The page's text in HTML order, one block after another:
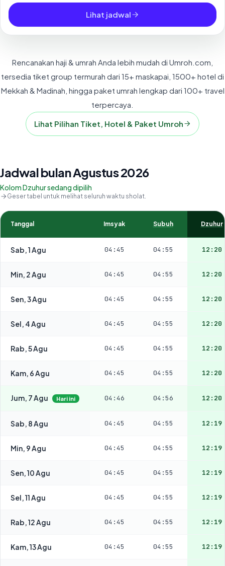
Lihat jadwal
Rencanakan haji & umrah Anda lebih mudah di Umroh.com,
tersedia tiket group termurah dari 15+ maskapai, 1500+ hotel di
Mekkah & Madinah, hingga paket umrah lengkap dari 100+ travel
terpercaya.
Lihat Pilihan Tiket, Hotel & Paket Umroh
Jadwal bulan Agustus 2026
Kolom Dzuhur sedang dipilih
Geser tabel untuk melihat seluruh waktu sholat.
Tanggal Imsyak Subuh Dzuhur
Sab, 1 Agu 04:45 04:55 12:20
Min, 2 Agu 04:45 04:55 12:20
Sen, 3 Agu 04:45 04:55 12:20
Sel, 4 Agu 04:45 04:55 12:20
Rab, 5 Agu 04:45 04:55 12:20
Kam, 6 Agu 04:45 04:55 12:20
Jum, 7 Agu Hari ini 04:46 04:56 12:20
Sab, 8 Agu 04:45 04:55 12:19
Min, 9 Agu 04:45 04:55 12:19
Sen, 10 Agu 04:45 04:55 12:19
Sel, 11 Agu 04:45 04:55 12:19
Rab, 12 Agu 04:45 04:55 12:19
Kam, 13 Agu 04:45 04:55 12:19